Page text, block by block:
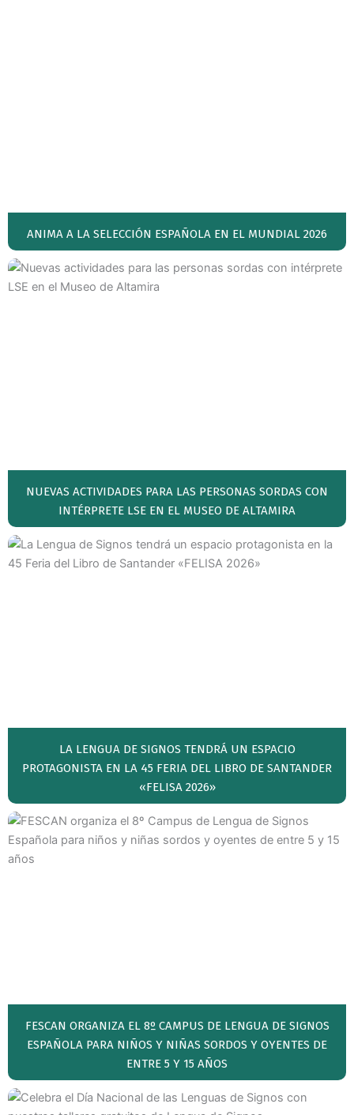
ANIMA A LA SELECCIÓN ESPAÑOLA EN EL MUNDIAL 2026
NUEVAS ACTIVIDADES PARA LAS PERSONAS SORDAS CON
INTÉRPRETE LSE EN EL MUSEO DE ALTAMIRA
LA LENGUA DE SIGNOS TENDRÁ UN ESPACIO
PROTAGONISTA EN LA 45 FERIA DEL LIBRO DE SANTANDER
«FELISA 2026»
FESCAN ORGANIZA EL 8º CAMPUS DE LENGUA DE SIGNOS
ESPAÑOLA PARA NIÑOS Y NIÑAS SORDOS Y OYENTES DE
ENTRE 5 Y 15 AÑOS